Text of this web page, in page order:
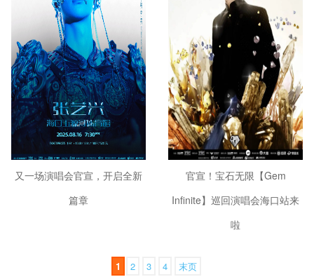
又一场演唱会官宣，开启全新
篇章
官宣！宝石无限【Gem
Infinite】巡回演唱会海口站来
啦
1 2 3 4 末页